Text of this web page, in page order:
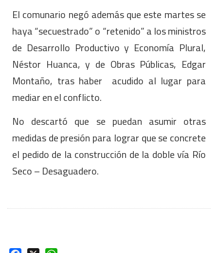
El comunario negó además que este martes se
haya “secuestrado” o “retenido” a los ministros
de Desarrollo Productivo y Economía Plural,
Néstor Huanca, y de Obras Públicas, Edgar
Montaño, tras haber acudido al lugar para
mediar en el conflicto.
No descartó que se puedan asumir otras
medidas de presión para lograr que se concrete
el pedido de la construcción de la doble vía Río
Seco – Desaguadero.